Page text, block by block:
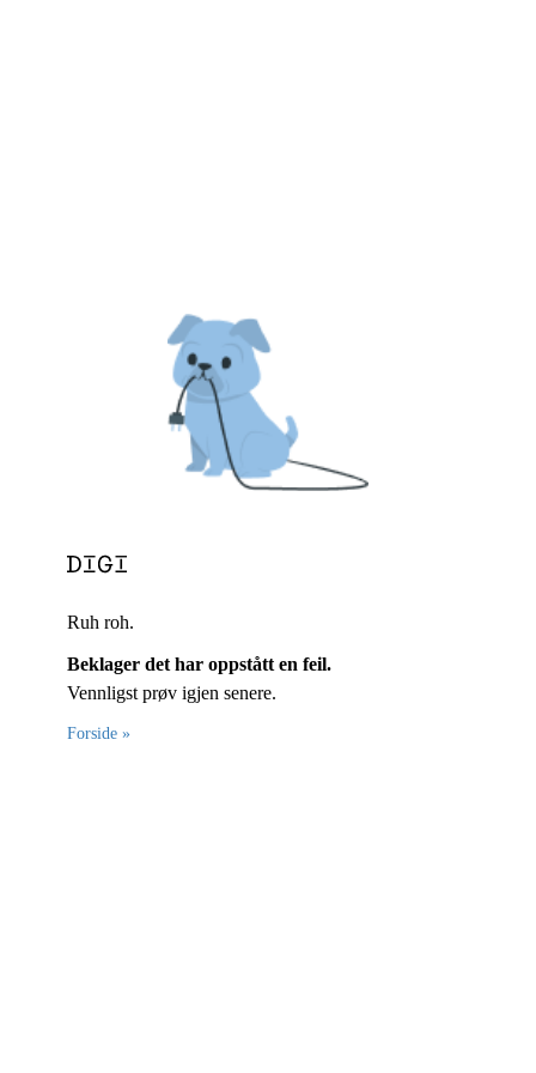
Ruh roh.
Beklager det har oppstått en feil.
Vennligst prøv igjen senere.
Forside »